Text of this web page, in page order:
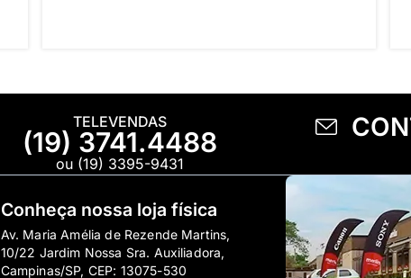
TELEVENDAS
(19) 3741.4488
ou (19) 3395-9431
Conheça nossa loja física
Av. Maria Amélia de Rezende Martins,
10/22 Jardim Nossa Sra. Auxiliadora,
Campinas/SP, CEP: 13075-530